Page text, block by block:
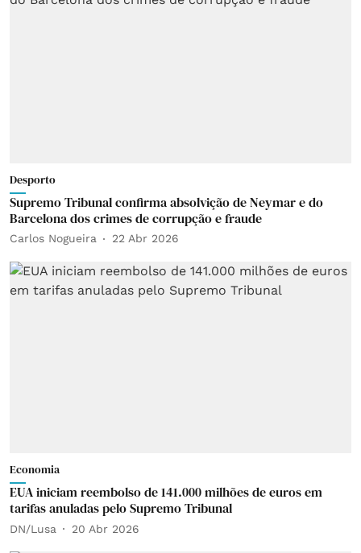
Desporto
Supremo Tribunal confirma absolvição de Neymar e do
Barcelona dos crimes de corrupção e fraude
Carlos Nogueira 22 Abr 2026
Economia
EUA iniciam reembolso de 141.000 milhões de euros em
tarifas anuladas pelo Supremo Tribunal
DN/Lusa 20 Abr 2026